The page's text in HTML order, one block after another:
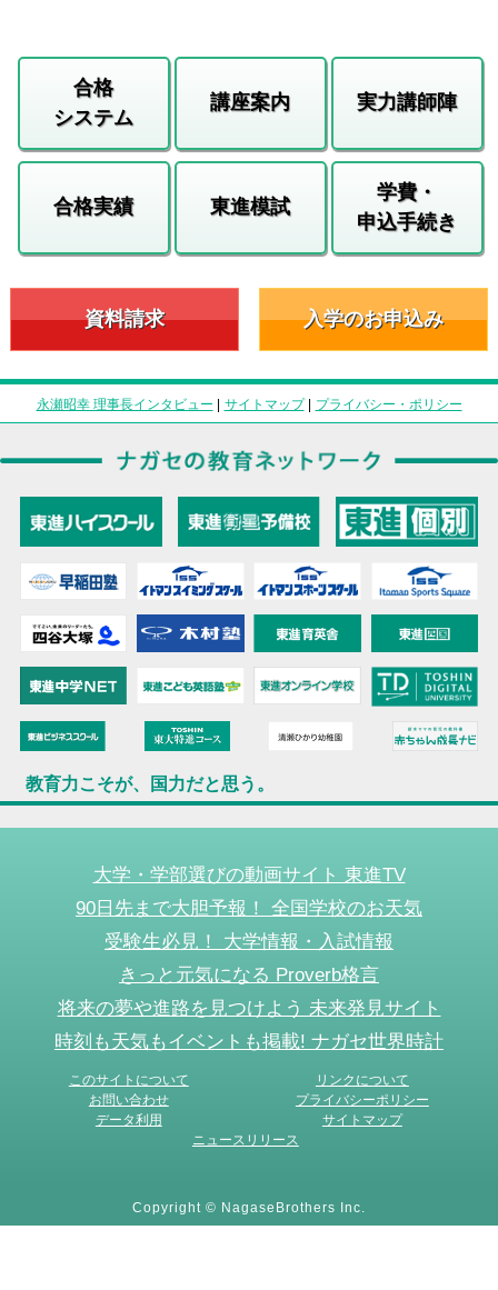
合格
システム
講座案内 実力講師陣
合格実績 東進模試
学費・
申込手続き
資料請求 入学のお申込み
永瀬昭幸 理事長インタビュー | サイトマップ| プライバシー・ポリシー
教育力こそが、国力だと思う。
大学・学部選びの動画サイト 東進TV
90日先まで大胆予報！ 全国学校のお天気
受験生必見！ 大学情報・入試情報
きっと元気になる Proverb格言
将来の夢や進路を見つけよう 未来発見サイト
時刻も天気もイベントも掲載! ナガセ世界時計
このサイトについて
リンクについて
お問い合わせ
プライバシーポリシー
データ利用
サイトマップ
ニュースリリース
Copyright © NagaseBrothers Inc.